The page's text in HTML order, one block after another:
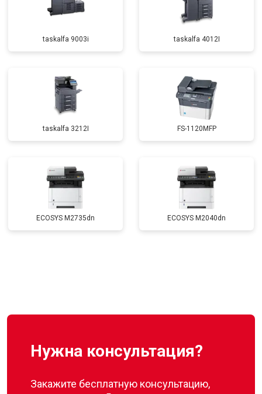
taskalfa 9003i taskalfa 4012I
taskalfa 3212I FS-1120MFP
ECOSYS M2735dn ECOSYS M2040dn
Нужна консультация?
Закажите бесплатную консультацию,